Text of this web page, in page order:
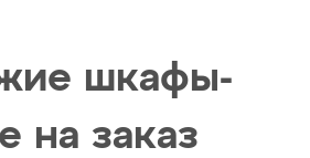
шкафы-
на заказ